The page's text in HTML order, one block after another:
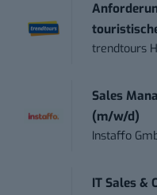
trendtours
Sales
(m/w/d)
Instaffo
IT Sales &